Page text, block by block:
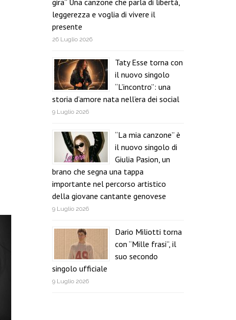
leggerezza e voglia di vivere il
presente
26 Luglio 2026
Taty Esse torna con
il nuovo singolo
“L’incontro”: una
storia d’amore nata nell’era dei social
9 Luglio 2026
“La mia canzone” è
il nuovo singolo di
Giulia Pasion, un
brano che segna una tappa
importante nel percorso artistico
della giovane cantante genovese
9 Luglio 2026
Dario Miliotti torna
con “Mille frasi”, il
suo secondo
singolo ufficiale
9 Luglio 2026